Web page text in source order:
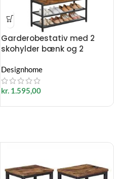
Garderobestativ med 2
skohylder bænk og 2
Designhome
kr. 1.595,00